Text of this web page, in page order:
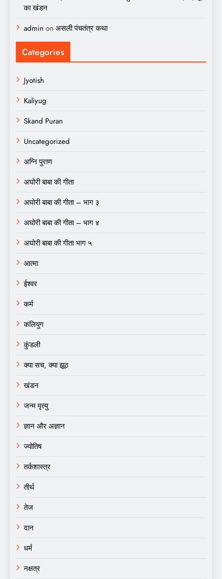
का खंडन
admin on असली पंचतंत्र कथा
Categories
Jyotish
Kaliyug
Skand Puran
Uncategorized
अग्नि पुराण
अघोरी बाबा की गीता
अघोरी बाबा की गीता – भाग ३
अघोरी बाबा की गीता – भाग ४
अघोरी बाबा की गीता भाग ५
आत्मा
ईश्वर
कर्म
कलियुग
कुंडली
क्या सच, क्या झूठ
खंडन
जन्म मृत्यु
ज्ञान और अज्ञान
ज्योतिष
तर्कशास्त्र
तीर्थ
तेज
दान
धर्म
नक्षत्र